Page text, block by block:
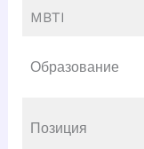
MBTI
Образование
Позиция